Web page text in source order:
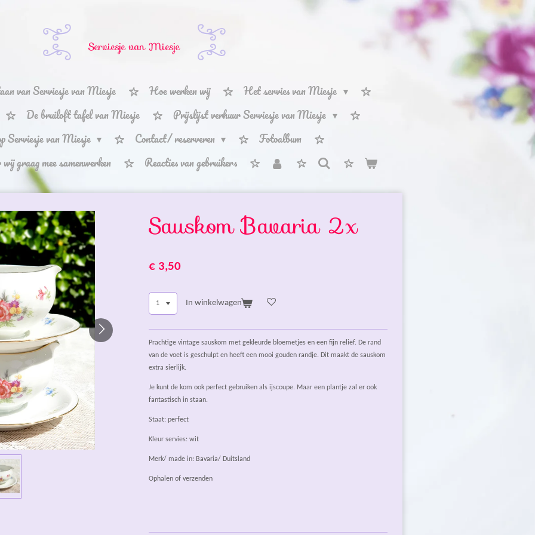
Serviesje van Miesje
van Serviesje van Miesje Hoe werken wij
Het servies van Miesje
De bruiloft tafel van Miesje
Prijslijst verhuur Serviesje van Miesje
Serviesje van Miesje
Contact/ reserveren
Fotoalbum
graag mee samenwerken
Reacties van gebruikers
Sauskom Bavaria 2x
€ 3,50
In winkelwagen
Prachtige vintage sauskom met gekleurde bloemetjes en een fijn reliëf. De rand
van de voet is geschulpt en heeft een mooi gouden randje. Dit maakt de sauskom
extra sierlijk.
Je kunt de kom ook perfect gebruiken als ijscoupe. Maar een plantje zal er ook
fantastisch in staan.
Staat: perfect
Kleur servies: wit
Merk/ made in: Bavaria/ Duitsland
Ophalen of verzenden